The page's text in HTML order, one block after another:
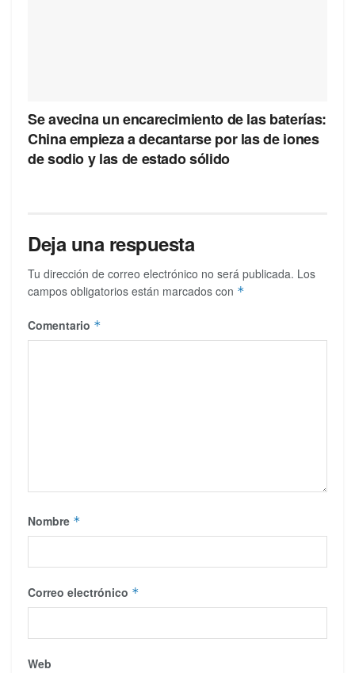
Se avecina un encarecimiento de las baterías:
China empieza a decantarse por las de iones
de sodio y las de estado sólido
Deja una respuesta
Tu dirección de correo electrónico no será publicada. Los
campos obligatorios están marcados con *
Comentario *
Nombre *
Correo electrónico *
Web